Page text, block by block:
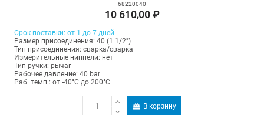
68220040
10 610,00 ₽
Срок поставки: от 1 до 7 дней
Размер присоединения: 40 (1 1/2")
Тип присоединения: сварка/сварка
Измерительные ниппели: нет
Тип ручки: рычаг
Рабочее давление: 40 bar
Раб. темп.: от -40°C до 200°C
В корзину